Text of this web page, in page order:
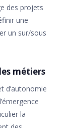
des projets
une
un sur/sous
métiers
d’autonomie
la